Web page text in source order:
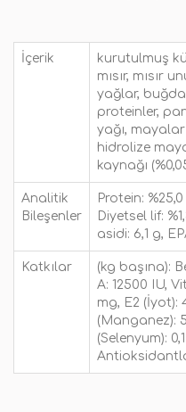
İçerik
kurutulmuş
mısır, mısır
yağlar,
proteinler,
yağı,
hidrolize
kaynağı
Analitik
Bileşenler
Protein: %25,0
Diyetsel lif:
asidi: 6,1 g,
Katkılar
(kg başına):
A: 12500 IU,
mg, E2 (İyot):
(Manganez):
(Selenyum):